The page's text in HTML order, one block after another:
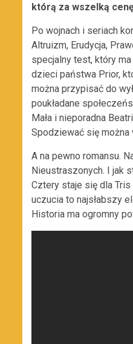
którą za wszelką
Po wojnach i seriach
Altruizm, Erudycja,
specjalny test, który
dzieci państwa Prior,
można przypisać do
poukładane
Mała i nieporadna
Spodziewać się
A na pewno romansu.
Nieustraszonych. I jak
Cztery staje się dla
uczucia to najsłabszy
Historia ma ogromny